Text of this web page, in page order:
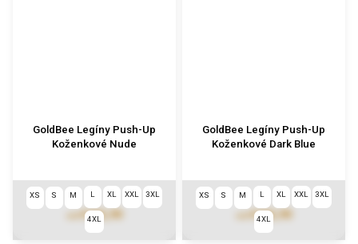
GoldBee Legíny Push-Up
Koženkové Nude
€102,90
XS S M L XL XXL 3XL
4XL
GoldBee Legíny Push-Up
Koženkové Dark Blue
€102,90
XS S M L XL XXL 3XL
4XL